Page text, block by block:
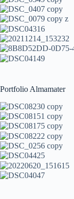
Portfolio Almamater